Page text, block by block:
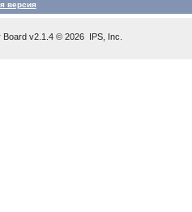
версия
Board v2.1.4 © 2026 IPS, Inc.